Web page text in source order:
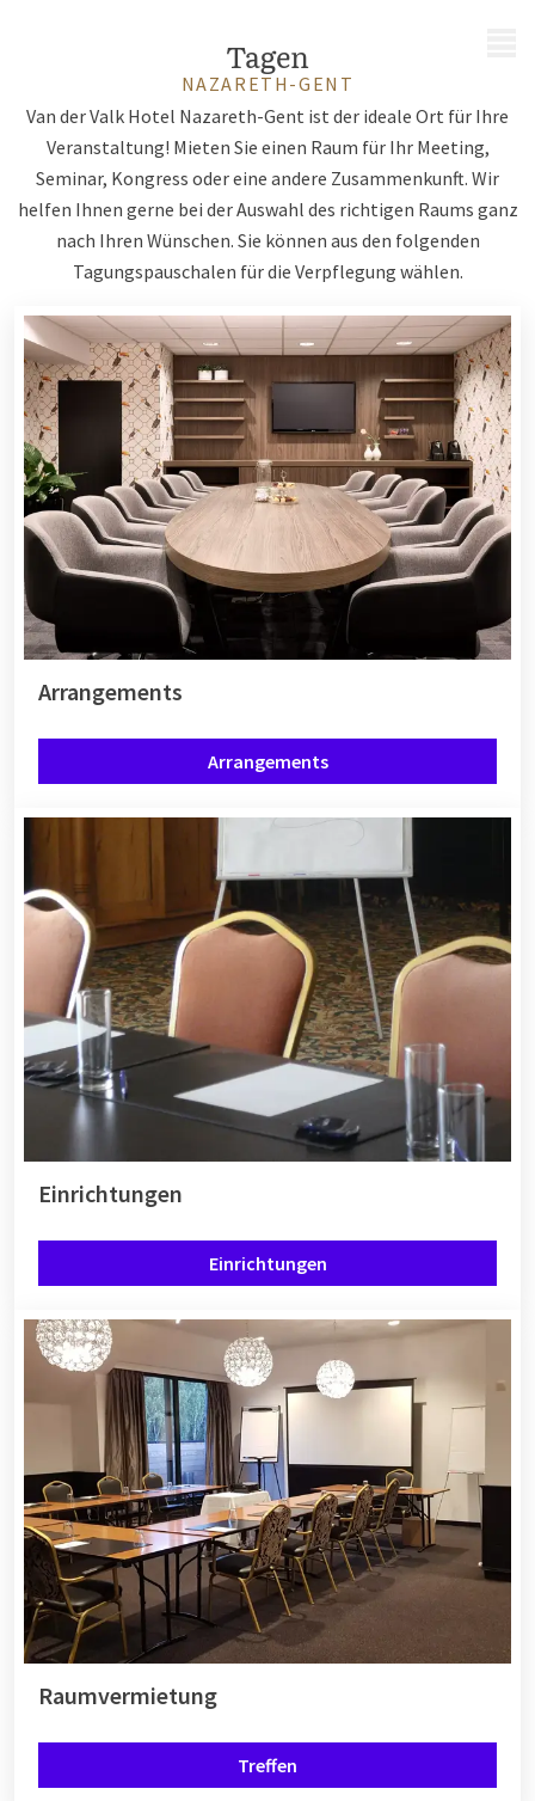
Tagen
NAZARETH-GENT
Van der Valk Hotel Nazareth-Gent ist der ideale Ort für Ihre
Veranstaltung! Mieten Sie einen Raum für Ihr Meeting,
Seminar, Kongress oder eine andere Zusammenkunft. Wir
helfen Ihnen gerne bei der Auswahl des richtigen Raums ganz
nach Ihren Wünschen. Sie können aus den folgenden
Tagungspauschalen für die Verpflegung wählen.
Arrangements
Arrangements
Einrichtungen
Einrichtungen
Raumvermietung
Treffen